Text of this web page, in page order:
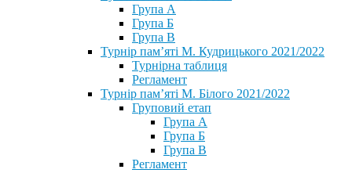
Група А
Група Б
Група В
Турнір пам’яті М. Кудрицького 2021/2022
Турнірна таблиця
Регламент
Турнір пам’яті М. Білого 2021/2022
Груповий етап
Група А
Група Б
Група В
Регламент